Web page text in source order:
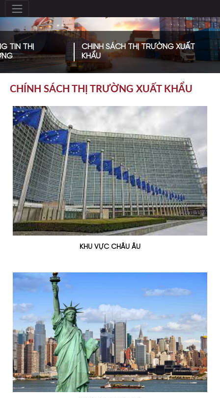
TIN THỊ
CHÍNH SÁCH THỊ TRƯỜNG XUẤT
KHẨU
CHÍNH SÁCH THỊ TRƯỜNG XUẤT KHẨU
KHU VỰC CHÂU ÂU